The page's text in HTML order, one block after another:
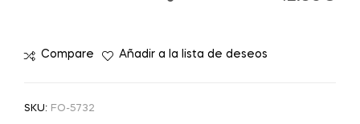
Compare Añadir a la lista de deseos
SKU: FO-5732